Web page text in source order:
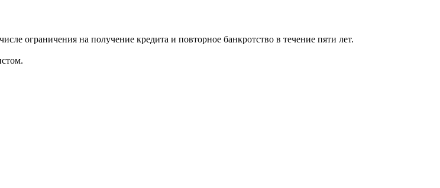
ограничения на получение кредита и повторное банкротство в течение пяти лет.